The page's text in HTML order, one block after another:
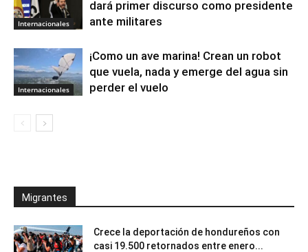
Internacionales
dará primer discurso como presidente
ante militares
Internacionales
¡Como un ave marina! Crean un robot
que vuela, nada y emerge del agua sin
perder el vuelo
Migrantes
Crece la deportación de hondureños con
casi 19.500 retornados entre enero...